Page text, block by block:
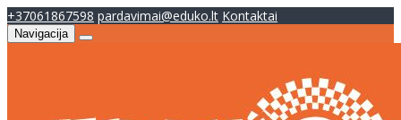
+37061867598 pardavimai@eduko.lt Kontaktai
Navigacija